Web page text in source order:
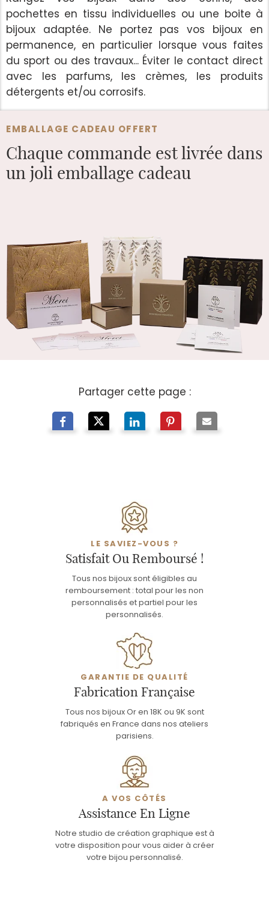
EMBALLAGE CADEAU OFFERT
Chaque commande est livrée dans
un joli emballage cadeau
pochettes en tissu individuelles ou une boite à
bijoux adaptée. Ne portez pas vos bijoux en
permanence, en particulier lorsque vous faites
du sport ou des travaux... Éviter le contact direct
avec les parfums, les crèmes, les produits
détergents et/ou corrosifs.
Partager cette page :
LE SAVIEZ-VOUS ?
Satisfait Ou Remboursé !
Tous nos bijoux sont éligibles au
remboursement : total pour les non
personnalisés et partiel pour les
personnalisés.
GARANTIE DE QUALITÉ
Fabrication Française
Tous nos bijoux Or en 18K ou 9K sont
fabriqués en France dans nos ateliers
parisiens.
A VOS CÔTÉS
Assistance En Ligne
Notre studio de création graphique est à
votre disposition pour vous aider à créer
votre bijou personnalisé.